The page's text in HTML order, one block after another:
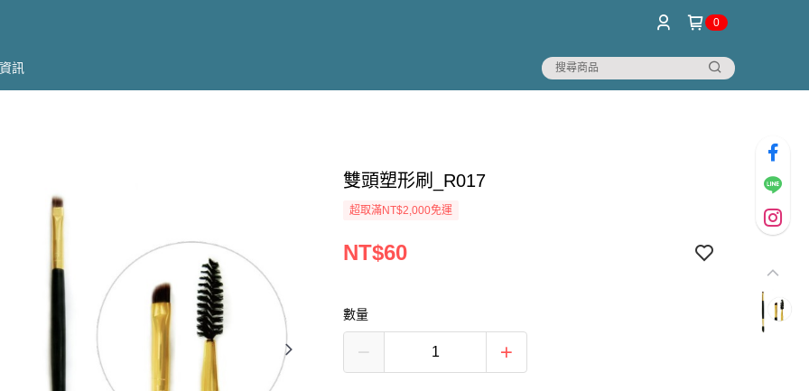
0
訊
雙頭塑形刷_R017
超取滿NT$2,000免運
NT$60
數量